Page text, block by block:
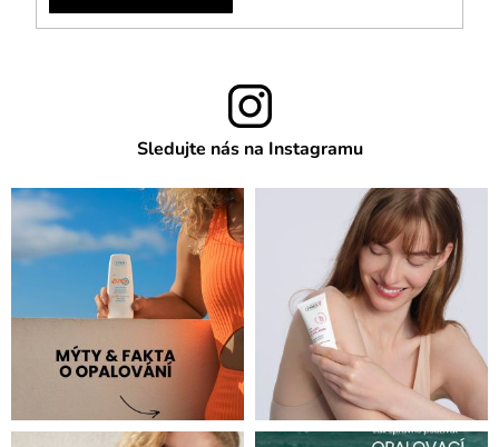
Sledujte nás na Instagramu